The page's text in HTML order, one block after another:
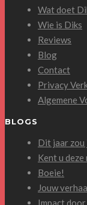
Wat doet
Wie is Diks
Reviews
Blog
Contact
Privacy
Algemene
BLOGS
Dit jaar zou
Kent u deze
Boeie!
Jouw
Impact